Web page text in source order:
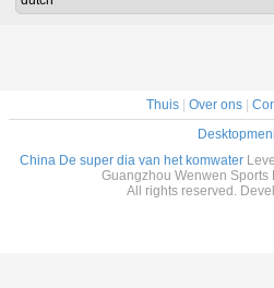
Thuis | Over ons |
China De super dia van het komwater
Guangzhou Wenwen Sports
All rights reserved.